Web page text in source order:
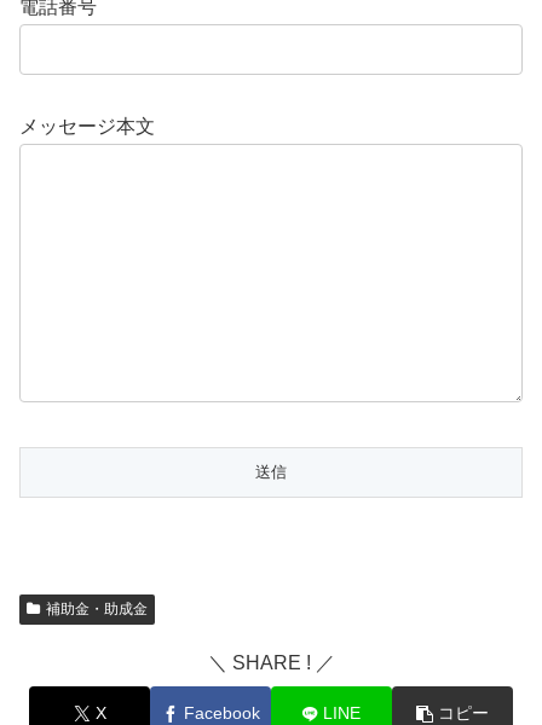
電話番号
メッセージ本文
補助金・助成金
＼ SHARE ! ／
X Facebook LINE コピー